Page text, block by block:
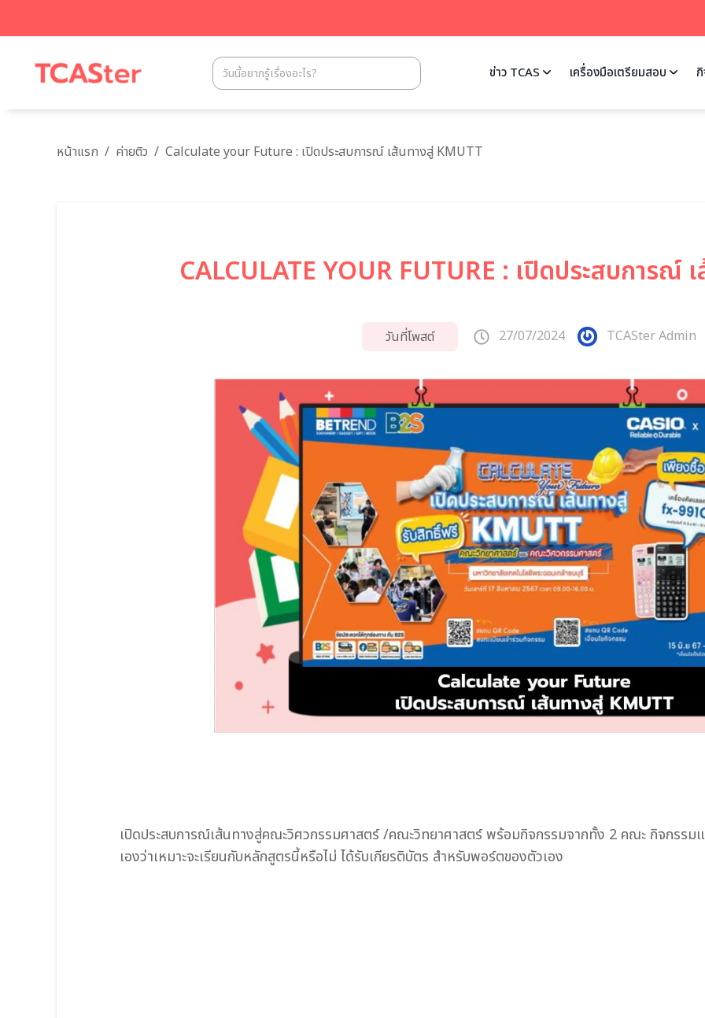
ข่าว TCAS เครื่องมือเตรียมสอบ
หน้าแรก / ค่ายติว / Calculate your Future : เปิดประสบการณ์ เส้นทางสู่ KMUTT
CALCULATE YOUR FUTURE : เปิดประสบการณ์
วันที่โพสต์ 27/07/2024 TCASter Admin
เปิดประสบการณ์เส้นทางสู่คณะวิศวกรรมศาสตร์ /คณะวิทยาศาสตร์ พร้อมกิจกรรมจากทั้ง 2 คณะ กิจกรรม
เองว่าเหมาะจะเรียนกับหลักสูตรนี้หรือไม่ ได้รับเกียรติบัตร สำหรับพอร์ตของตัวเอง